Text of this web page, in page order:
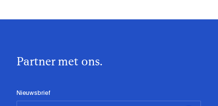
Partner met ons.
Nieuwsbrief